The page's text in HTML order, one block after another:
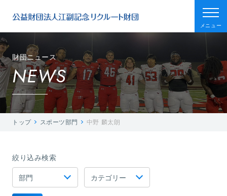
メニュー
財団ニュース
NEWS
トップ スポーツ部門 中野 麟太朗
絞り込み検索